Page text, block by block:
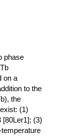
phase
on a
to the
the
(1)
[80Ler1]; (3)